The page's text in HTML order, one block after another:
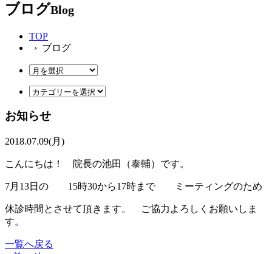
ブログBlog
TOP
› ブログ
お知らせ
2018.07.09(月)
こんにちは！ 院長の池田（泰輔）です。
7月13日の 15時30から17時まで ミーティングのため
休診時間とさせて頂きます。 ご協力よろしくお願いしま
す。
一覧へ戻る